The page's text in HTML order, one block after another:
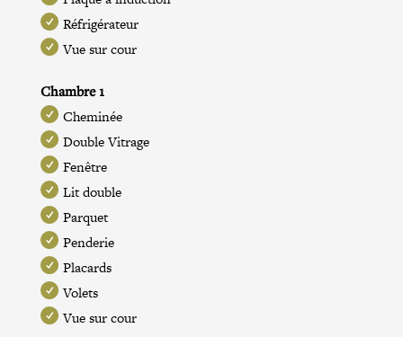
Réfrigérateur
Vue sur cour
Chambre 1
Cheminée
Double Vitrage
Fenêtre
Lit double
Parquet
Penderie
Placards
Volets
Vue sur cour